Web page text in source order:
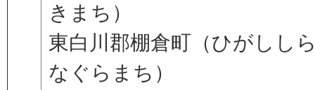
きまち）
東白川郡棚倉町（ひがしし
なぐらまち）